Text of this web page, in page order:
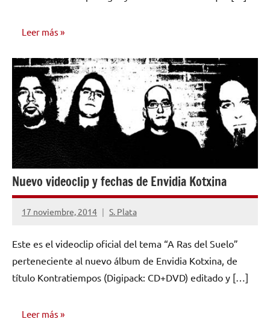
Leer más
VIDEOS
MUSICALES
Nuevo videoclip y fechas de Envidia Kotxina
17 noviembre, 2014 S. Plata
No
comentarios
Este es el videoclip oficial del tema “A Ras del Suelo”
perteneciente al nuevo álbum de Envidia Kotxina, de
título Kontratiempos (Digipack: CD+DVD) editado y […]
Leer más